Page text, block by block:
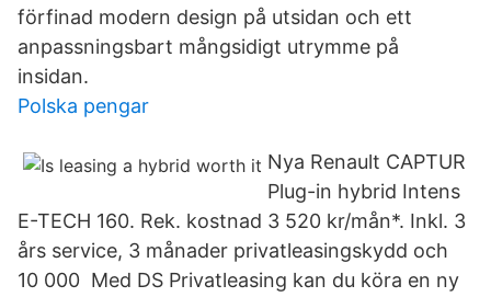
förfinad modern design på utsidan och ett
anpassningsbart mångsidigt utrymme på
insidan.
Polska pengar
Nya Renault CAPTUR
Plug-in hybrid Intens
E-TECH 160. Rek. kostnad 3 520 kr/mån*. Inkl. 3
års service, 3 månader privatleasingskydd och
10 000 Med DS Privatleasing kan du köra en ny